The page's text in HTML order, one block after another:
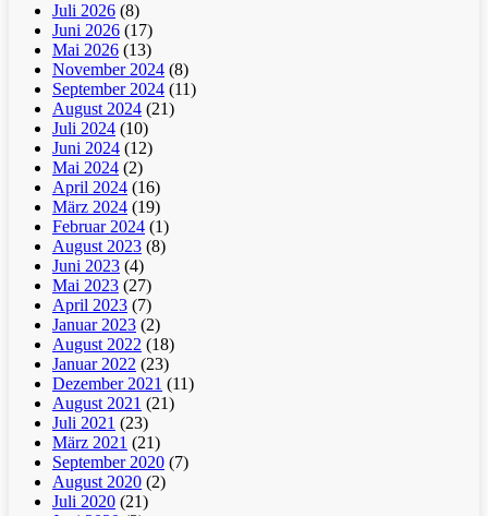
Juli 2026 (8)
Juni 2026 (17)
Mai 2026 (13)
November 2024 (8)
September 2024 (11)
August 2024 (21)
Juli 2024 (10)
Juni 2024 (12)
Mai 2024 (2)
April 2024 (16)
März 2024 (19)
Februar 2024 (1)
August 2023 (8)
Juni 2023 (4)
Mai 2023 (27)
April 2023 (7)
Januar 2023 (2)
August 2022 (18)
Januar 2022 (23)
Dezember 2021 (11)
August 2021 (21)
Juli 2021 (23)
März 2021 (21)
September 2020 (7)
August 2020 (2)
Juli 2020 (21)